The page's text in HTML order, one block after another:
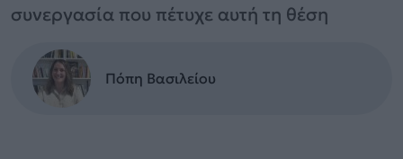
συνεργασία που πέτυχε αυτή τη θέση
Πόπη Βασιλείου